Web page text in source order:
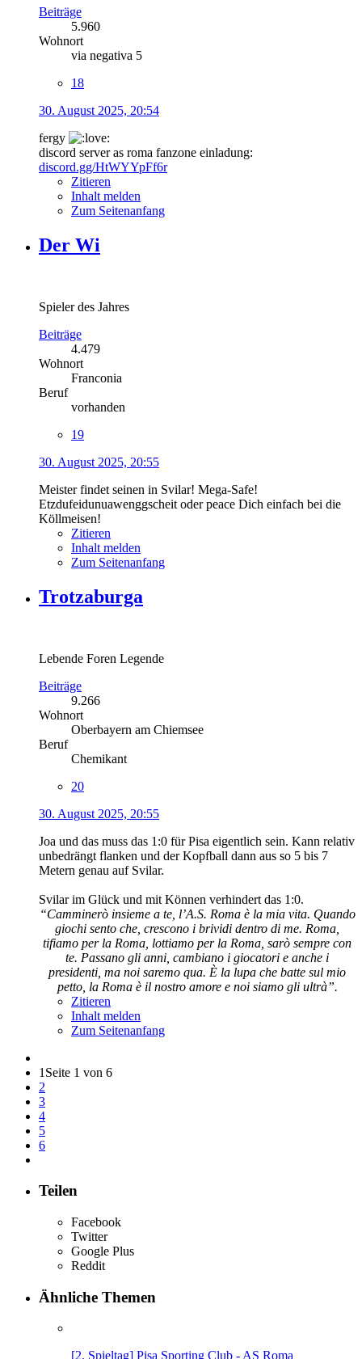
Beiträge
5.960
Wohnort
via negativa 5
18
30. August 2025, 20:54
fergy
discord server as roma fanzone einladung:
discord.gg/HtWYYpFf6r
Zitieren
Inhalt melden
Zum Seitenanfang
Der Wi
Spieler des Jahres
Beiträge
4.479
Wohnort
Franconia
Beruf
vorhanden
19
30. August 2025, 20:55
Meister findet seinen in Svilar! Mega-Safe!
Etzdufeidunuawenggscheit oder peace Dich einfach bei die
Köllmeisen!
Zitieren
Inhalt melden
Zum Seitenanfang
Trotzaburga
Lebende Foren Legende
Beiträge
9.266
Wohnort
Oberbayern am Chiemsee
Beruf
Chemikant
20
30. August 2025, 20:55
Joa und das muss das 1:0 für Pisa eigentlich sein. Kann relativ
unbedrängt flanken und der Kopfball dann aus so 5 bis 7
Metern genau auf Svilar.
Svilar im Glück und mit Können verhindert das 1:0.
“Camminerò insieme a te, l’A.S. Roma è la mia vita. Quando
giochi sento che, crescono i brividi dentro di me. Roma,
tifiamo per la Roma, lottiamo per la Roma, sarò sempre con
te. Passano gli anni, cambiano i giocatori e anche i
presidenti, ma noi saremo qua. È la lupa che batte sul mio
petto, la Roma è il nostro amore e noi siamo gli ultrà”.
Zitieren
Inhalt melden
Zum Seitenanfang
1 Seite 1 von 6
2
3
4
5
6
Teilen
Facebook
Twitter
Google Plus
Reddit
Ähnliche Themen
[2. Spieltag] Pisa Sporting Club - AS Roma